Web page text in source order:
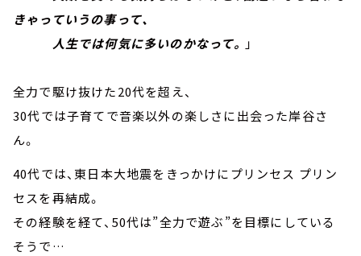
きゃっていうの事って、
人生では何気に多いのかなって。 」
全力で駆け抜けた20代を超え、
30代では子育てで音楽以外の楽しさに出会った岸谷さ
ん。
40代では、東日本大地震をきっかけにプリンセス プリン
セスを再結成。
その経験を経て、50代は”全力で遊ぶ”を目標にしている
そうで…